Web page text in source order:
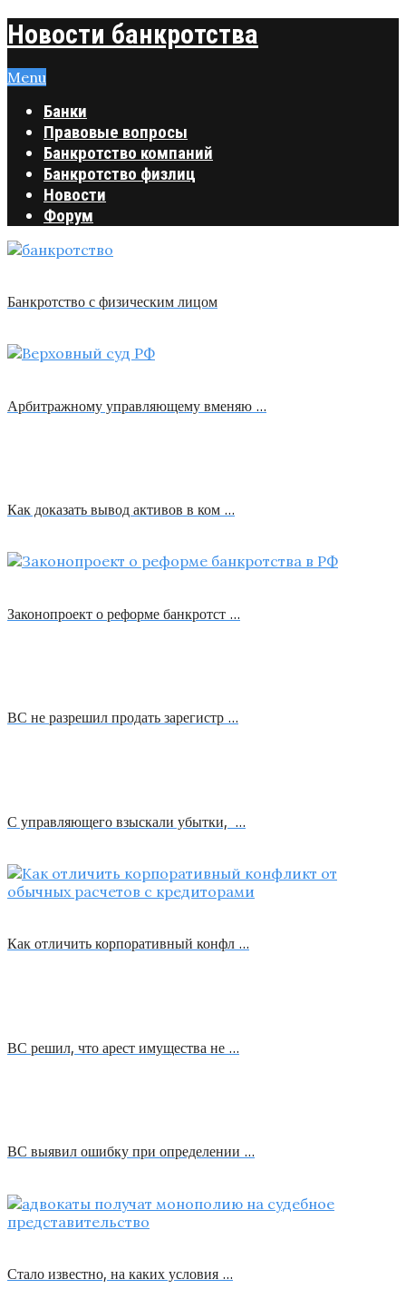
Новости банкротства
Menu
Банки
Правовые вопросы
Банкротство компаний
Банкротство физлиц
Новости
Форум
Банкротство с физическим лицом
Арбитражному управляющему вменяю …
Как доказать вывод активов в ком …
Законопроект о реформе банкротст …
ВС не разрешил продать зарегистр …
С управляющего взыскали убытки, …
Как отличить корпоративный конфл …
ВС решил, что арест имущества не …
ВС выявил ошибку при определении …
Стало известно, на каких условия …